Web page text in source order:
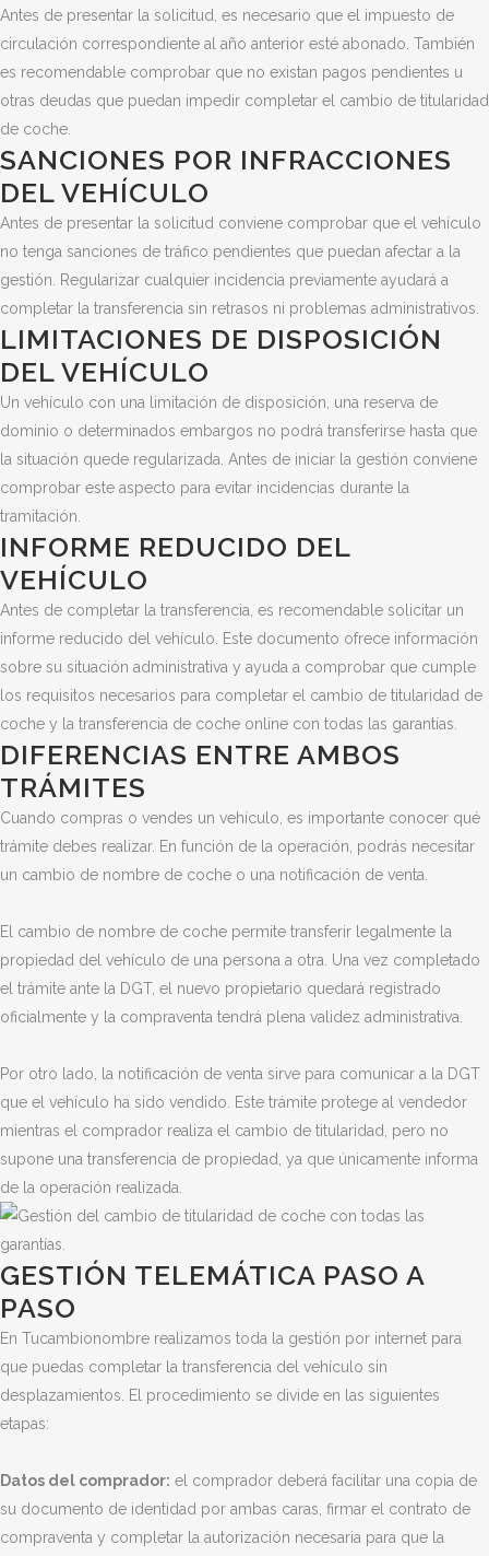
Antes de presentar la solicitud, es necesario que el impuesto de
circulación correspondiente al año anterior esté abonado. También
es recomendable comprobar que no existan pagos pendientes u
otras deudas que puedan impedir completar el cambio de titularidad
de coche.
SANCIONES POR INFRACCIONES
DEL VEHÍCULO
Antes de presentar la solicitud conviene comprobar que el vehículo
no tenga sanciones de tráfico pendientes que puedan afectar a la
gestión. Regularizar cualquier incidencia previamente ayudará a
completar la transferencia sin retrasos ni problemas administrativos.
LIMITACIONES DE DISPOSICIÓN
DEL VEHÍCULO
Un vehículo con una limitación de disposición, una reserva de
dominio o determinados embargos no podrá transferirse hasta que
la situación quede regularizada. Antes de iniciar la gestión conviene
comprobar este aspecto para evitar incidencias durante la
tramitación.
INFORME REDUCIDO DEL
VEHÍCULO
Antes de completar la transferencia, es recomendable solicitar un
informe reducido del vehículo. Este documento ofrece información
sobre su situación administrativa y ayuda a comprobar que cumple
los requisitos necesarios para completar el cambio de titularidad de
coche y la transferencia de coche online con todas las garantías.
DIFERENCIAS ENTRE AMBOS
TRÁMITES
Cuando compras o vendes un vehículo, es importante conocer qué
trámite debes realizar. En función de la operación, podrás necesitar
un cambio de nombre de coche o una notificación de venta.
El cambio de nombre de coche permite transferir legalmente la
propiedad del vehículo de una persona a otra. Una vez completado
el trámite ante la DGT, el nuevo propietario quedará registrado
oficialmente y la compraventa tendrá plena validez administrativa.
Por otro lado, la notificación de venta sirve para comunicar a la DGT
que el vehículo ha sido vendido. Este trámite protege al vendedor
mientras el comprador realiza el cambio de titularidad, pero no
supone una transferencia de propiedad, ya que únicamente informa
de la operación realizada.
GESTIÓN TELEMÁTICA PASO A
PASO
En Tucambionombre realizamos toda la gestión por internet para
que puedas completar la transferencia del vehículo sin
desplazamientos. El procedimiento se divide en las siguientes
etapas:
Datos del comprador: el comprador deberá facilitar una copia de
su documento de identidad por ambas caras, firmar el contrato de
compraventa y completar la autorización necesaria para que la